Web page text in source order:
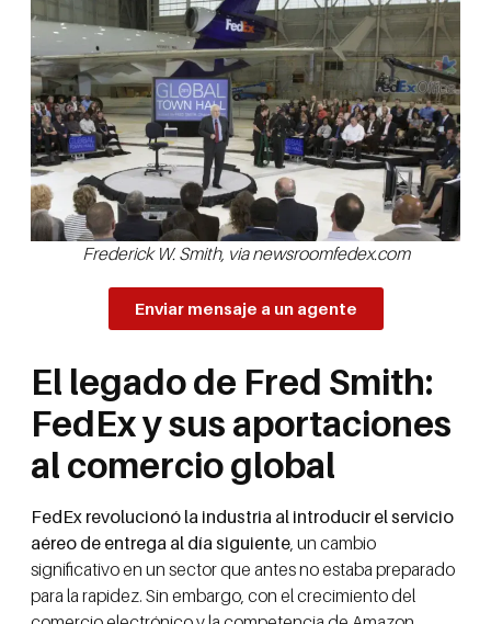
Frederick W. Smith, via newsroomfedex.com
Enviar mensaje a un agente
El legado de Fred Smith:
FedEx y sus aportaciones
al comercio global
FedEx revolucionó la industria al introducir el servicio
aéreo de entrega al día siguiente , un cambio
significativo en un sector que antes no estaba preparado
para la rapidez. Sin embargo, con el crecimiento del